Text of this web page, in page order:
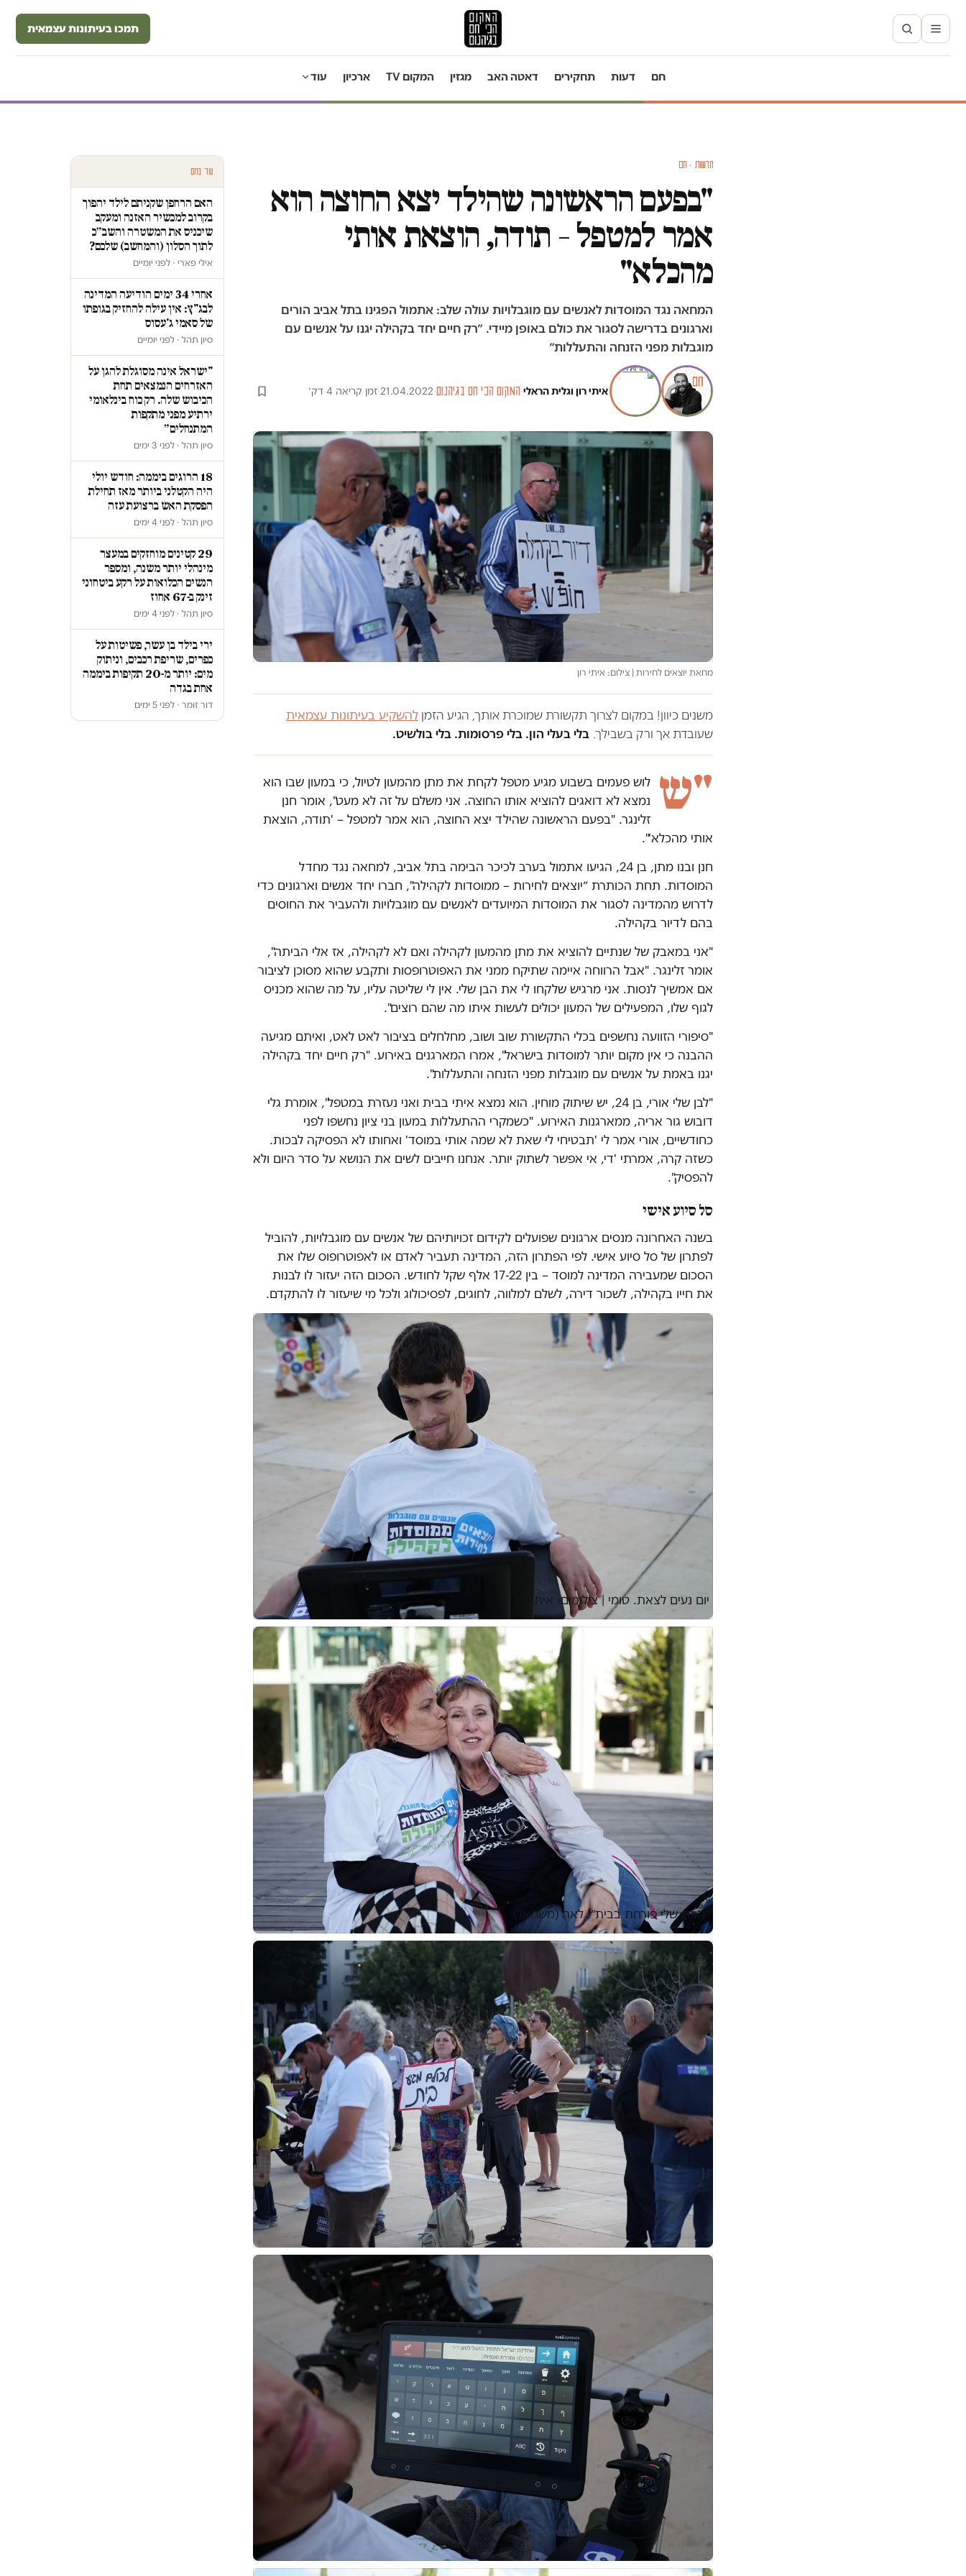
תמכו בעיתונות עצמאית
חם דעות תחקירים דאטה האב מגזין המקום TV ארכיון עוד
חדשות · חם
"בפעם הראשונה שהילד יצא החוצה הוא
אמר למטפל – תודה, הוצאת אותי
מהכלא"
המחאה נגד המוסדות לאנשים עם מוגבלויות עולה שלב: אתמול הפגינו בתל אביב הורים
וארגונים בדרישה לסגור את כולם באופן מיידי. ״רק חיים יחד בקהילה יגנו על אנשים עם
מוגבלות מפני הזנחה והתעללות״
איתי רון וגלית הראלי·המקום הכי חם בגיהנום·
21.04.2022
·זמן קריאה 4 דק׳
מחאת יוצאים לחירות | צילום: איתי רון
משנים כיוון! במקום לצרוך תקשורת שמוכרת אותך, הגיע הזמן להשקיע בעיתונות עצמאית
שעובדת אך ורק בשבילך. בלי בעלי הון. בלי פרסומות. בלי בולשיט.
"ש לוש פעמים בשבוע מגיע מטפל לקחת את מתן מהמעון לטיול, כי במעון שבו הוא
נמצא לא דואגים להוציא אותו החוצה. אני משלם על זה לא מעט", אומר חנן
זלינגר. "בפעם הראשונה שהילד יצא החוצה, הוא אמר למטפל – 'תודה, הוצאת
אותי מהכלא'".
חנן ובנו מתן, בן 24, הגיעו אתמול בערב לכיכר הבימה בתל אביב, למחאה נגד מחדל
המוסדות. תחת הכותרת ״יוצאים לחירות – ממוסדות לקהילה", חברו יחד אנשים וארגונים כדי
לדרוש מהמדינה לסגור את המוסדות המיועדים לאנשים עם מוגבלויות ולהעביר את החוסים
בהם לדיור בקהילה.
"אני במאבק של שנתיים להוציא את מתן מהמעון לקהילה ואם לא לקהילה, אז אלי הביתה",
אומר זלינגר. "אבל הרווחה איימה שתיקח ממני את האפוטרופסות ותקבע שהוא מסוכן לציבור
אם אמשיך לנסות. אני מרגיש שלקחו לי את הבן שלי. אין לי שליטה עליו, על מה שהוא מכניס
לגוף שלו, המפעילים של המעון יכולים לעשות איתו מה שהם רוצים".
"סיפורי הזוועה נחשפים בכלי התקשורת שוב ושוב, מחלחלים בציבור לאט לאט, ואיתם מגיעה
ההבנה כי אין מקום יותר למוסדות בישראל", אמרו המארגנים באירוע. "רק חיים יחד בקהילה
יגנו באמת על אנשים עם מוגבלות מפני הזנחה והתעללות".
"לבן שלי אורי, בן 24, יש שיתוק מוחין. הוא נמצא איתי בבית ואני נעזרת במטפל", אומרת גלי
דובוש גור אריה, ממארגנות האירוע. "כשמקרי ההתעללות במעון בני ציון נחשפו לפני
כחודשיים, אורי אמר לי 'תבטיחי לי שאת לא שמה אותי במוסד' ואחותו לא הפסיקה לבכות.
כשזה קרה, אמרתי 'די, אי אפשר לשתוק יותר. אנחנו חייבים לשים את הנושא על סדר היום ולא
להפסיק".
סל סיוע אישי
בשנה האחרונה מנסים ארגונים שפועלים לקידום זכויותיהם של אנשים עם מוגבלויות, להוביל
לפתרון של סל סיוע אישי. לפי הפתרון הזה, המדינה תעביר לאדם או לאפוטרופוס שלו את
הסכום שמעבירה המדינה למוסד – בין 17-22 אלף שקל לחודש. הסכום הזה יעזור לו לבנות
את חייו בקהילה, לשכור דירה, לשלם למלווה, לחוגים, לפסיכולוג ולכל מי שיעזור לו להתקדם.
יום נעים לצאת. טומי | צילומים: איתי רון
״הבת שלי פורחת בבית״. לאה (משמאל)
עוד בחם
האם הרחפן שקניתם לילד יהפוך
בקרוב למכשיר האזנה ומעקב
שיכניס את המשטרה והשב״כ
לתוך הסלון (והמחשב) שלכם?
אילי פארי · לפני יומיים
אחרי 34 ימים הודיעה המדינה
לבג"ץ: אין עילה להחזיק בגופתו
של סאמי ג'עסוס
סיון תהל · לפני יומיים
"ישראל אינה מסוגלת להגן על
האזרחים הנמצאים תחת
הכיבוש שלה. רק כוח בינלאומי
ירתיע מפני מתקפות
המתנחלים״
סיון תהל · לפני 3 ימים
18 הרוגים ביממה: חודש יולי
היה הקטלני ביותר מאז תחילת
הפסקת האש ברצועת עזה
סיון תהל · לפני 4 ימים
29 קטינים מוחזקים במעצר
מינהלי יותר משנה, ומספר
הנשים הכלואות על רקע ביטחוני
זינק ב-67 אחוז
סיון תהל · לפני 4 ימים
ירי בילד בן עשר, פשיטות על
כפרים, שריפת רכבים, וניתוק
מים: יותר מ-20 תקיפות ביממה
אחת בגדה
דור זומר · לפני 5 ימים